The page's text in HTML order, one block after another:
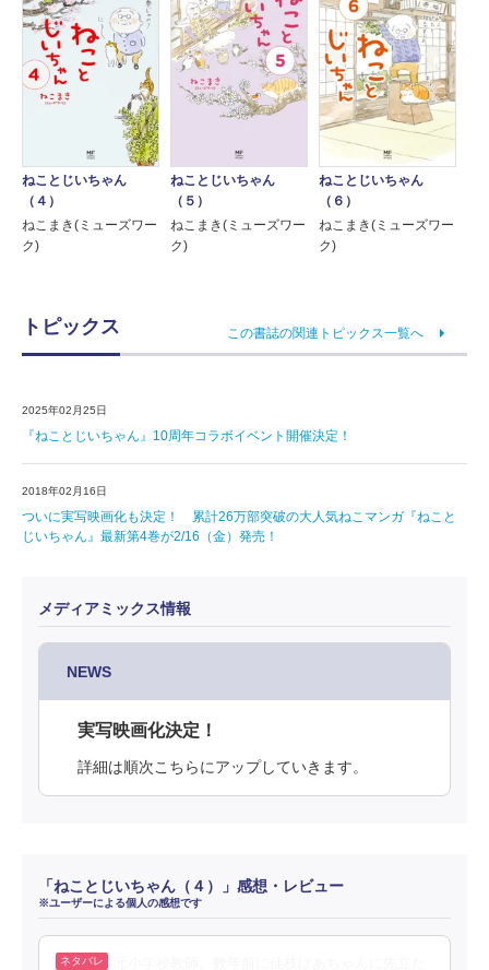
ねことじいちゃん
（４）
ねこまき(ミューズワー
ク)
ねことじいちゃん
（５）
ねこまき(ミューズワー
ク)
ねことじいちゃん
（６）
ねこまき(ミューズワー
ク)
トピックス この書誌の関連トピックス一覧へ
2025年02月25日
『ねことじいちゃん』10周年コラボイベント開催決定！
2018年02月16日
ついに実写映画化も決定！ 累計26万部突破の大人気ねこマンガ『ねこと
じいちゃん』最新第4巻が2/16（金）発売！
メディアミックス情報
NEWS
実写映画化決定！
詳細は順次こちらにアップしていきます。
「ねことじいちゃん（４）」感想・レビュー
※ユーザーによる個人の感想です